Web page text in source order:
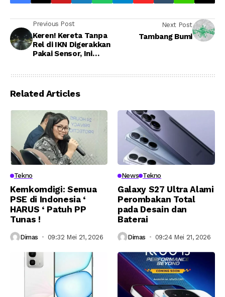
Previous Post
Keren! Kereta Tanpa
Rel di IKN Digerakkan
Pakai Sensor, Ini
Next Post
Tambang Bumi
Related Articles
Tekno
Kemkomdigi: Semua
PSE di Indonesia ‘
HARUS ‘ Patuh PP
Tunas !
Dimas 09:32 Mei 21, 2026
News Tekno
Galaxy S27 Ultra Alami
Perombakan Total
pada Desain dan
Baterai
Dimas 09:24 Mei 21, 2026